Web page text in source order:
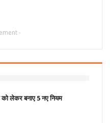
-
लेकर बनाए 5 नए नियम